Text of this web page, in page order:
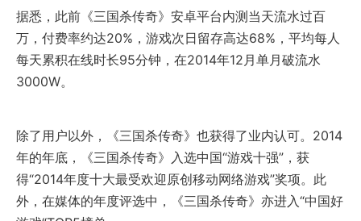
据悉，此前《三国杀传奇》安卓平台内测当天流水过百
万，付费率约达20%，游戏次日留存高达68%，平均每人
每天累积在线时长95分钟，在2014年12月单月破流水
3000W。
除了用户以外，《三国杀传奇》也获得了业内认可。2014
年的年底，《三国杀传奇》入选中国“游戏十强”，获
得“2014年度十大最受欢迎原创移动网络游戏”奖项。此
外，在媒体的年度评选中，《三国杀传奇》亦进入“中国好